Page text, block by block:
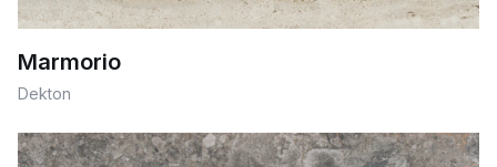
Marmorio
Dekton